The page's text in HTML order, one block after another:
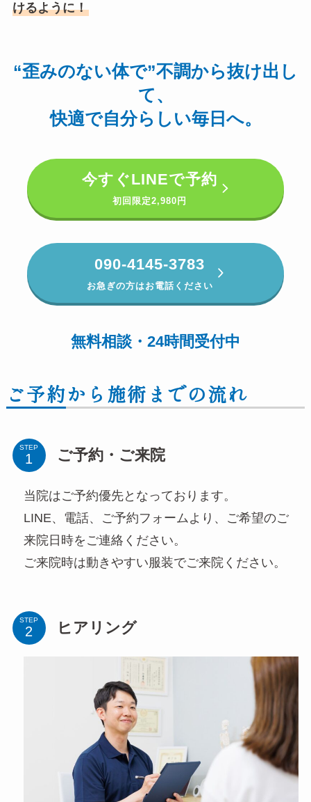
けるように！
“歪みのない体で”不調から抜け出し
て、
快適で自分らしい毎日へ。
今すぐLINEで予約
初回限定2,980円
090-4145-3783
お急ぎの方はお電話ください
無料相談・24時間受付中
ご予約から施術までの流れ
STEP ご予約・ご来院
当院はご予約優先となっております。
LINE、電話、ご予約フォームより、ご希望のご
来院日時をご連絡ください。
ご来院時は動きやすい服装でご来院ください。
STEP ヒアリング